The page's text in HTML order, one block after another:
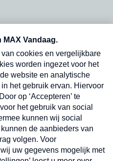
en dinsdagochtend in
Verzend